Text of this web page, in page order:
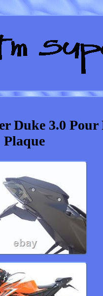
Duke 3.0 Pour
Plaque